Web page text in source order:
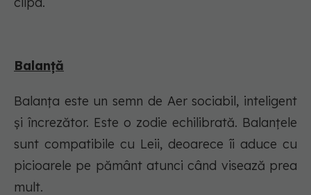
Balanță
Balanța este un semn de Aer sociabil, inteligent
și încrezător. Este o zodie echilibrată. Balanțele
sunt compatibile cu Leii, deoarece îi aduce cu
picioarele pe pământ atunci când visează prea
mult.